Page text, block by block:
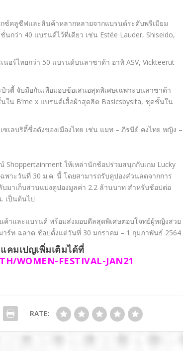
ซ์คลูซีฟและสินค้าหลากหลายจากแบรนด์ระดับพรีเมียม
กว่า 40 แบรนด์ไว้ที่เดียว เช่น Estée Lauder, Shiseido,
นอร์ไทยกว่า 50 แบรนด์บนลาซาด้า อาทิ ASV, Vickteerut
ตี้ จับมือกันเพื่อมอบข้อเสนอสุดพิเศษเฉพาะบนลาซาด้า
ใน B’me x แบรนด์เสื้อผ้าสุดฮิต Basicsbysita, ชุดชั้นใน
ซเลบริตี้ชื่อดังของเมืองไทย เช่น แมท – ภีรนีย์ คงไทย หญิง –
Shoppertainment ให้เหล่านักช้อปร่วมสนุกกับเกม Lucky
าะวันที่ 30 ม.ค. นี้ โดยสามารถรับคูปองส่วนลดจากการ
มาเก็บส่วนแบ่งคูปองมูลค่า 2.2 ล้านบาท สำหรับช้อปต่อ
เป็นต้นไป
าและแบรนด์ พร้อมส่งมอบดีลสุดพิเศษตอบโจทย์ผู้หญิงสวย
าร์ท ฉลาด ช้อปตั้งแต่วันที่ 30 มกราคม – 1 กุมภาพันธ์ 2564
คมเปญเพิ่มเติมได้ที่
WOMEN-FESTIVAL-JAN21
RATE: